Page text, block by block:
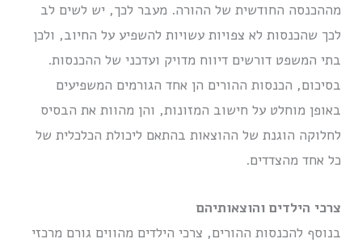
מההכנסה החודשית של ההורה. מעבר לכך, יש לשים לב
לכך שהכנסות לא צפויות עשויות להשפיע על החיוב, ולכן
בתי המשפט דורשים דיווח מדויק ועדכני של ההכנסות.
בסיכום, הכנסות ההורים הן אחד הגורמים המשפיעים
באופן מוחלט על חישוב המזונות, והן מהוות את הבסיס
לחלוקה הוגנת של ההוצאות בהתאם ליכולת הכלכלית של
כל אחד מהצדדים.
צרכי הילדים והוצאותיהם
בנוסף להכנסות ההורים, צרכי הילדים מהווים גורם מרכזי